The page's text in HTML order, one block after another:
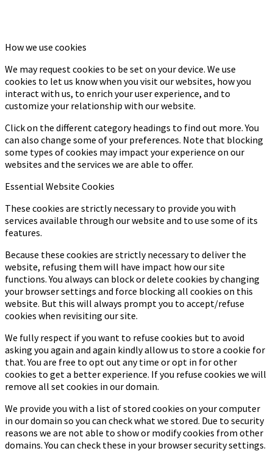
How we use cookies
We may request cookies to be set on your device. We use
cookies to let us know when you visit our websites, how you
interact with us, to enrich your user experience, and to
customize your relationship with our website.
Click on the different category headings to find out more. You
can also change some of your preferences. Note that blocking
some types of cookies may impact your experience on our
websites and the services we are able to offer.
Essential Website Cookies
These cookies are strictly necessary to provide you with
services available through our website and to use some of its
features.
Because these cookies are strictly necessary to deliver the
website, refusing them will have impact how our site
functions. You always can block or delete cookies by changing
your browser settings and force blocking all cookies on this
website. But this will always prompt you to accept/refuse
cookies when revisiting our site.
We fully respect if you want to refuse cookies but to avoid
asking you again and again kindly allow us to store a cookie for
that. You are free to opt out any time or opt in for other
cookies to get a better experience. If you refuse cookies we will
remove all set cookies in our domain.
We provide you with a list of stored cookies on your computer
in our domain so you can check what we stored. Due to security
reasons we are not able to show or modify cookies from other
domains. You can check these in your browser security settings.